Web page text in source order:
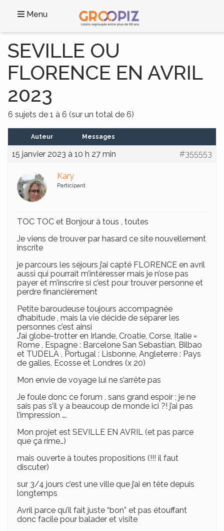
Menu
SEVILLE OU
FLORENCE EN AVRIL
2023
6 sujets de 1 à 6 (sur un total de 6)
Auteur Messages
15 janvier 2023 à 10 h 27 min #355553
Kary
Participant
TOC TOC et Bonjour à tous , toutes
Je viens de trouver par hasard ce site nouvellement
inscrite
je parcours les séjours j’ai capté FLORENCE en avril
aussi qui pourrait m’intéresser mais je n’ose pas
payer et m’inscrire si c’est pour trouver personne et
perdre financièrement
Petite baroudeuse toujours accompagnée
d’habitude , mais la vie décide de séparer les
personnes c’est ainsi
J’ai globe-trotter en Irlande, Croatie, Corse, Italie =
Rome , Espagne : Barcelone San Sebastian, Bilbao
et TUDELA , Portugal : Lisbonne, Angleterre : Pays
de galles, Ecosse et Londres (x 20)
Mon envie de voyage lui ne s’arrête pas
Je foule donc ce forum , sans grand espoir ; je ne
sais pas s’il y a beaucoup de monde ici ?! j’ai pas
l’impression ….
Mon projet est SEVILLE EN AVRIL (et pas parce
que ça rime…)
mais ouverte à toutes propositions (!!! il faut
discuter)
sur 3/4 jours c’est une ville que j’ai en tête depuis
longtemps
Avril parce qu’il fait juste “bon” et pas étouffant
donc facile pour balader et visite